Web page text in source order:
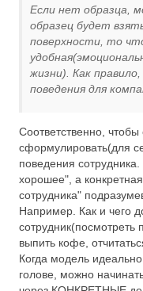
Если нет образца,
образец будет
поверхности, то
жизни). Как
поведения для
Соответственно,
сформулировать(для
поведения
хорошее", а
сотрудника"
Например. Как и чего
сотрудник(посмотреть
выпить кофе,
Когда модель
голове, можно